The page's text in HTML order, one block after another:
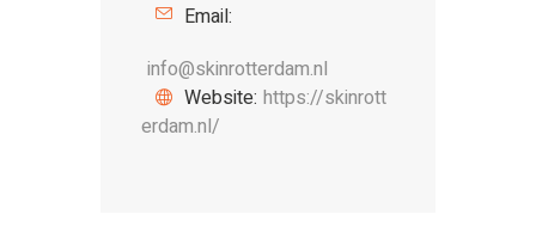
Email:
info@skinrotterdam.nl
Website: https://skinrott
erdam.nl/